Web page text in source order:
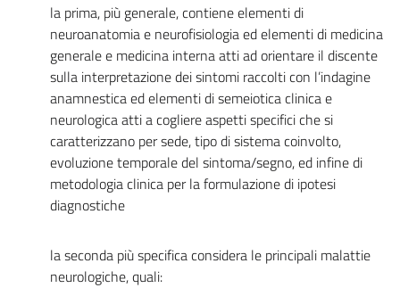
la prima, più generale, contiene elementi di
neuroanatomia e neurofisiologia ed elementi di medicina
generale e medicina interna atti ad orientare il discente
sulla interpretazione dei sintomi raccolti con l’indagine
anamnestica ed elementi di semeiotica clinica e
neurologica atti a cogliere aspetti specifici che si
caratterizzano per sede, tipo di sistema coinvolto,
evoluzione temporale del sintoma/segno, ed infine di
metodologia clinica per la formulazione di ipotesi
diagnostiche
la seconda più specifica considera le principali malattie
neurologiche, quali: